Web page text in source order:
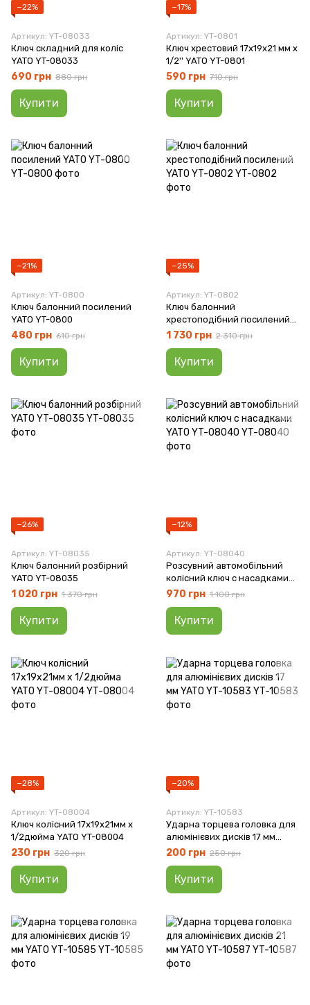
−22%
Артикул: YT-08033
Ключ складний для коліс
YATO YT-08033
690 грн 880 грн
Купити
−17%
Артикул: YT-0801
Ключ хрестовий 17x19x21 мм x
1/2'' YATO YT-0801
590 грн 710 грн
Купити
−21%
Артикул: YT-0800
Ключ балонний посилений
YATO YT-0800
480 грн 610 грн
Купити
−25%
Артикул: YT-0802
Ключ балонний
хрестоподібний посилений
YATO YT-0802
1 730 грн 2 310 грн
Купити
−26%
Артикул: YT-08035
Ключ балонний розбірний
YATO YT-08035
1 020 грн 1 370 грн
Купити
−12%
Артикул: YT-08040
Розсувний автомобільний
колісний ключ с насадками
YATO YT-08040
970 грн 1 100 грн
Купити
−28%
Артикул: YT-08004
Ключ колісний 17x19x21мм x
1/2дюйма YATO YT-08004
230 грн 320 грн
Купити
−20%
Артикул: YT-10583
Ударна торцева головка для
алюмінієвих дисків 17 мм
YATO YT-10583
200 грн 250 грн
Купити